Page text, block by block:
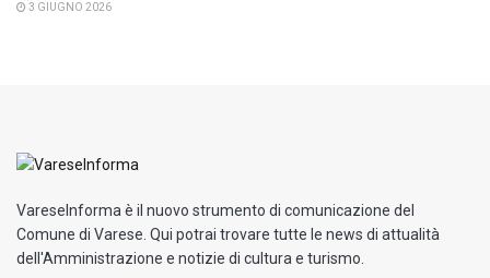
3 GIUGNO 2026
VareseInforma è il nuovo strumento di comunicazione del
Comune di Varese. Qui potrai trovare tutte le news di attualità
dell'Amministrazione e notizie di cultura e turismo.